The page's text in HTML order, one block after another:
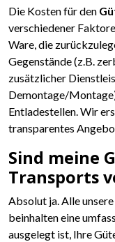
Die Kosten für den
verschiedener
Ware, die
Gegenstände (z.B.
zusätzlicher
Demontage/
Entladestellen. Wir
transparentes
Sind meine
Transports
Absolut ja. Alle unsere
beinhalten eine
ausgelegt ist, Ihre